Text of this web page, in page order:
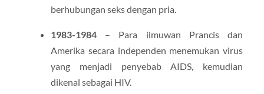
berhubungan seks dengan pria.
1983-1984– Para ilmuwan Prancis dan
Amerika secara independen menemukan virus
yang menjadi penyebab AIDS, kemudian
dikenal sebagai HIV.